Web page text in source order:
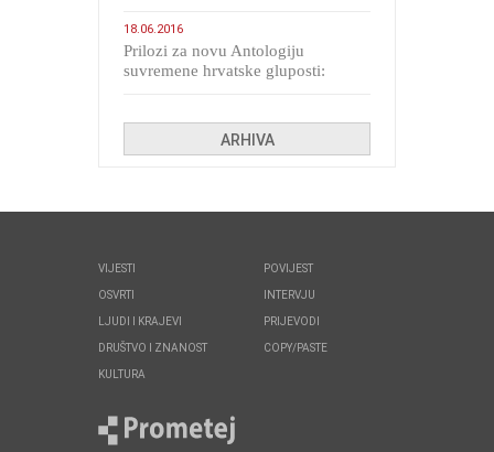
18.06.2016
Prilozi za novu Antologiju
suvremene hrvatske gluposti:
ARHIVA
VIJESTI
OSVRTI
LJUDI I KRAJEVI
DRUŠTVO I ZNANOST
KULTURA
POVIJEST
INTERVJU
PRIJEVODI
COPY/PASTE